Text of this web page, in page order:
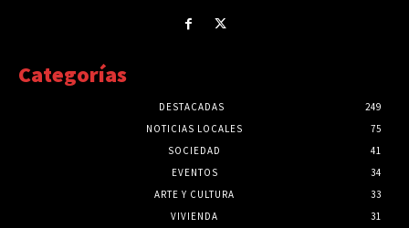
Categorías
DESTACADAS
249
NOTICIAS LOCALES
75
SOCIEDAD
41
EVENTOS
34
ARTE Y CULTURA
33
VIVIENDA
31